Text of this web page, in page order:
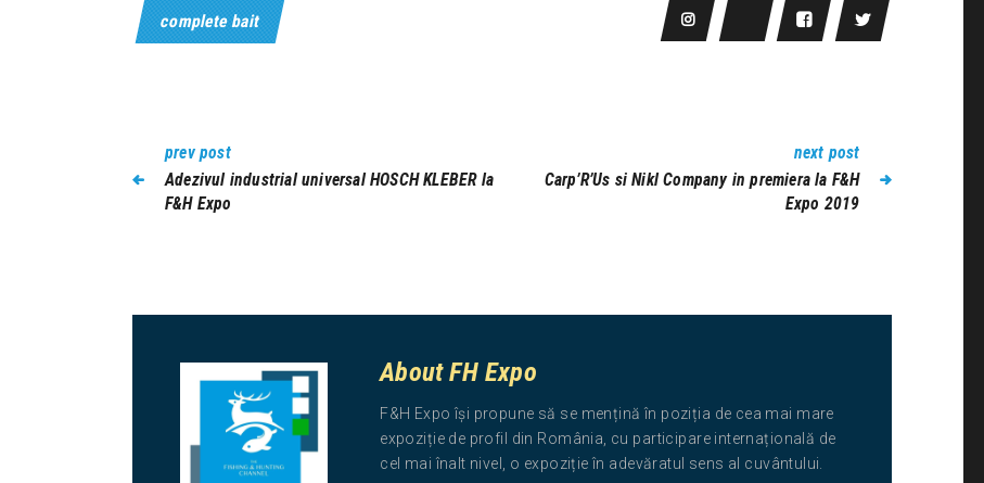
complete bait
prev post
Adezivul industrial universal HOSCH KLEBER la
F&H Expo
next post
Carp’R’Us si Nikl Company in premiera la F&H
Expo 2019
About FH Expo
F&H Expo își propune să se mențină în poziția de cea mai mare
expoziție de profil din România, cu participare internațională de
cel mai înalt nivel, o expoziție în adevăratul sens al cuvântului.